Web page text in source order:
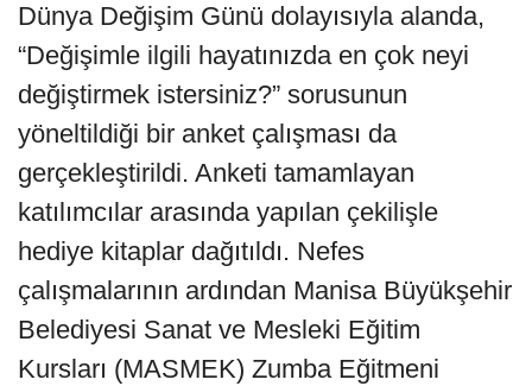
Dünya Değişim Günü dolayısıyla alanda,
“Değişimle ilgili hayatınızda en çok neyi
değiştirmek istersiniz?” sorusunun
yöneltildiği bir anket çalışması da
gerçekleştirildi. Anketi tamamlayan
katılımcılar arasında yapılan çekilişle
hediye kitaplar dağıtıldı. Nefes
çalışmalarının ardından Manisa Büyükşehir
Belediyesi Sanat ve Mesleki Eğitim
Kursları (MASMEK) Zumba Eğitmeni